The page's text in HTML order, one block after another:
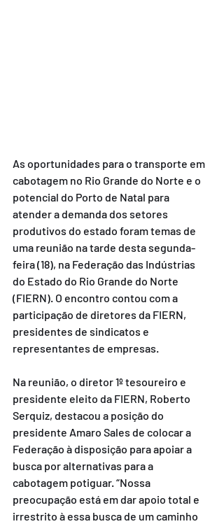
As oportunidades para o transporte em
cabotagem no Rio Grande do Norte e o
potencial do Porto de Natal para
atender a demanda dos setores
produtivos do estado foram temas de
uma reunião na tarde desta segunda-
feira (18), na Federação das Indústrias
do Estado do Rio Grande do Norte
(FIERN). O encontro contou com a
participação de diretores da FIERN,
presidentes de sindicatos e
representantes de empresas.
Na reunião, o diretor 1º tesoureiro e
presidente eleito da FIERN, Roberto
Serquiz, destacou a posição do
presidente Amaro Sales de colocar a
Federação à disposição para apoiar a
busca por alternativas para a
cabotagem potiguar. “Nossa
preocupação está em dar apoio total e
irrestrito à essa busca de um caminho